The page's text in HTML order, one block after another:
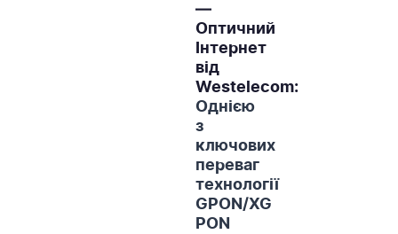
—
Оптичний
Інтернет
від
Westelecom:
Однією
з
ключових
переваг
технології
GPON/XG
PON